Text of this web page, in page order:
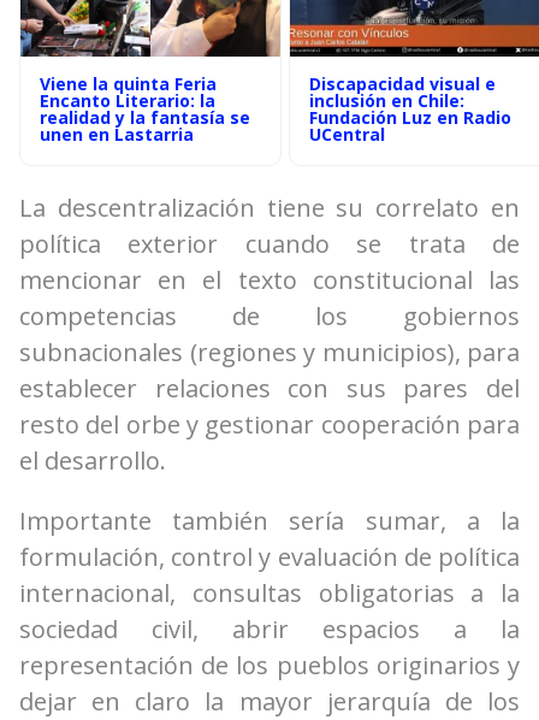
Viene la quinta Feria
Encanto Literario: la
realidad y la fantasía se
unen en Lastarria
Discapacidad visual e
inclusión en Chile:
Fundación Luz en Radio
UCentral
La descentralización tiene su correlato en
política exterior cuando se trata de
mencionar en el texto constitucional las
competencias de los gobiernos
subnacionales (regiones y municipios), para
establecer relaciones con sus pares del
resto del orbe y gestionar cooperación para
el desarrollo.
Importante también sería sumar, a la
formulación, control y evaluación de política
internacional, consultas obligatorias a la
sociedad civil, abrir espacios a la
representación de los pueblos originarios y
dejar en claro la mayor jerarquía de los